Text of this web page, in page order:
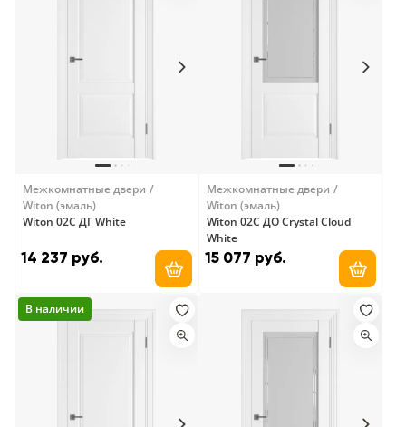
Межкомнатные двери
Witon (эмаль)
Witon 02C ДГ White
14 237 руб.
Добавить в корзину
Межкомнатные двери
Witon (эмаль)
Witon 02C ДО Crystal Cloud
White
15 077 руб.
В наличии